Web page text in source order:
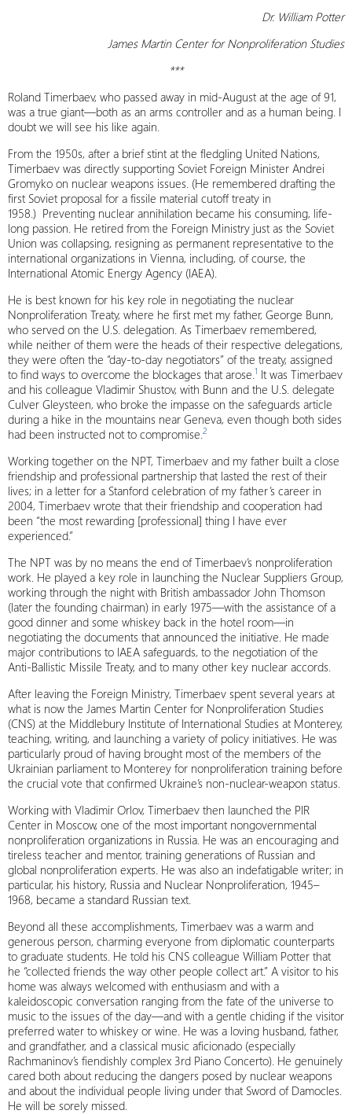
Dr. William Potter
James Martin Center for Nonproliferation Studies
***
Roland Timerbaev, who passed away in mid-August at the age of 91,
was a true giant—both as an arms controller and as a human being. I
doubt we will see his like again.
From the 1950s, after a brief stint at the fledgling United Nations,
Timerbaev was directly supporting Soviet Foreign Minister Andrei
Gromyko on nuclear weapons issues. (He remembered drafting the
first Soviet proposal for a fissile material cutoff treaty in
1958.) Preventing nuclear annihilation became his consuming, life-
long passion. He retired from the Foreign Ministry just as the Soviet
Union was collapsing, resigning as permanent representative to the
international organizations in Vienna, including, of course, the
International Atomic Energy Agency (IAEA).
He is best known for his key role in negotiating the nuclear
Nonproliferation Treaty, where he first met my father, George Bunn,
who served on the U.S. delegation. As Timerbaev remembered,
while neither of them were the heads of their respective delegations,
they were often the “day-to-day negotiators” of the treaty, assigned
to find ways to overcome the blockages that arose.1 It was Timerbaev
and his colleague Vladimir Shustov, with Bunn and the U.S. delegate
Culver Gleysteen, who broke the impasse on the safeguards article
during a hike in the mountains near Geneva, even though both sides
had been instructed not to compromise.2
Working together on the NPT, Timerbaev and my father built a close
friendship and professional partnership that lasted the rest of their
lives; in a letter for a Stanford celebration of my father’s career in
2004, Timerbaev wrote that their friendship and cooperation had
been “the most rewarding [professional] thing I have ever
experienced.”
The NPT was by no means the end of Timerbaev’s nonproliferation
work. He played a key role in launching the Nuclear Suppliers Group,
working through the night with British ambassador John Thomson
(later the founding chairman) in early 1975—with the assistance of a
good dinner and some whiskey back in the hotel room—in
negotiating the documents that announced the initiative. He made
major contributions to IAEA safeguards, to the negotiation of the
Anti-Ballistic Missile Treaty, and to many other key nuclear accords.
After leaving the Foreign Ministry, Timerbaev spent several years at
what is now the James Martin Center for Nonproliferation Studies
(CNS) at the Middlebury Institute of International Studies at Monterey,
teaching, writing, and launching a variety of policy initiatives. He was
particularly proud of having brought most of the members of the
Ukrainian parliament to Monterey for nonproliferation training before
the crucial vote that confirmed Ukraine’s non-nuclear-weapon status.
Working with Vladimir Orlov, Timerbaev then launched the PIR
Center in Moscow, one of the most important nongovernmental
nonproliferation organizations in Russia. He was an encouraging and
tireless teacher and mentor, training generations of Russian and
global nonproliferation experts. He was also an indefatigable writer; in
particular, his history, Russia and Nuclear Nonproliferation, 1945–
1968, became a standard Russian text.
Beyond all these accomplishments, Timerbaev was a warm and
generous person, charming everyone from diplomatic counterparts
to graduate students. He told his CNS colleague William Potter that
he “collected friends the way other people collect art.” A visitor to his
home was always welcomed with enthusiasm and with a
kaleidoscopic conversation ranging from the fate of the universe to
music to the issues of the day—and with a gentle chiding if the visitor
preferred water to whiskey or wine. He was a loving husband, father,
and grandfather, and a classical music aficionado (especially
Rachmaninov’s fiendishly complex 3rd Piano Concerto). He genuinely
cared both about reducing the dangers posed by nuclear weapons
and about the individual people living under that Sword of Damocles.
He will be sorely missed.